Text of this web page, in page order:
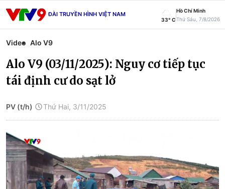
ĐÀI TRUYỀN HÌNH VIỆT NAM
33° C
Hồ Chí Minh
Thứ Sáu, 7/8/2026
Video Alo V9
Alo V9 (03/11/2025): Nguy cơ tiếp tục
tái định cư do sạt lở
PV (t/h) Thứ Hai, 3/11/2025